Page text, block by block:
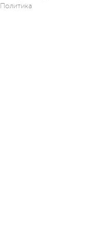
Политика